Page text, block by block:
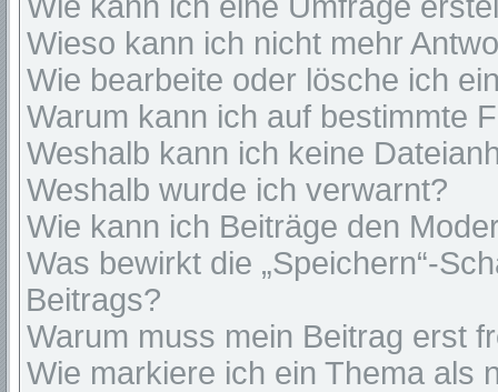
Wieso kann ich nicht mehr
Wie bearbeite oder lösche ich
Warum kann ich auf bestimmte
Weshalb kann ich keine
Weshalb wurde ich verwarnt?
Wie kann ich Beiträge den
Was bewirkt die „Speichern“-
Beitrags?
Warum muss mein Beitrag erst
Wie markiere ich ein Thema als